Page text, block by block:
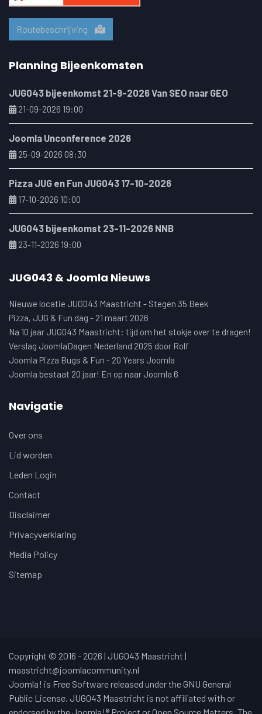
Routebeschrijving
Planning Bijeenkomsten
JUG043 bijeenkomst 21-9-2026 Van SEO naar GEO
21-09-2026 19:00
Joomla Unconference 2026
25-09-2026 08:30
Pizza JUG en Fun JUG043 17-10-2026
17-10-2026 10:00
JUG043 bijeenkomst 23-11-2026 NNB
23-11-2026 19:00
JUG043 & Joomla Nieuws
Nieuwe locatie JUG043 Maastricht - Stegen 35 Beek
Pizza, JUG & Fun dag - 21 maart 2026
Na 10 jaar JUG043 Maastricht: tijd om het stokje over te dragen!
Verslag JoomlaDagen Nederland 2025 door Rolf
Joomla Pizza Bugs & Fun - 20 Years Joomla
Joomla bestaat 20 jaar! En op naar Joomla 6
Navigatie
Over ons
Lid worden
Leden Login
Contact
Disclaimer
Privacyverklaring
Media Policy
Sitemap
Copyright © 2016 - 2026 | JUG043 Maastricht |
maastricht@joomlacommunity.nl
Joomla! is Free Software released under the GNU General
Public License. JUG043 Maastricht is not affiliated with or
endorsed by the Joomla!® Project or Open Source Matters. The